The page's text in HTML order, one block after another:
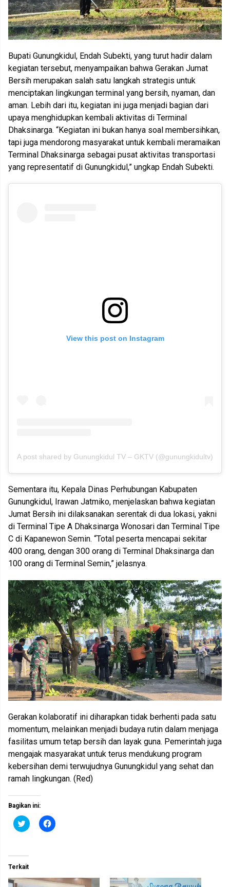
Bupati Gunungkidul, Endah Subekti, yang turut hadir dalam
kegiatan tersebut, menyampaikan bahwa Gerakan Jumat
Bersih merupakan salah satu langkah strategis untuk
menciptakan lingkungan terminal yang bersih, nyaman, dan
aman. Lebih dari itu, kegiatan ini juga menjadi bagian dari
upaya menghidupkan kembali aktivitas di Terminal
Dhaksinarga. “Kegiatan ini bukan hanya soal membersihkan,
tapi juga mendorong masyarakat untuk kembali meramaikan
Terminal Dhaksinarga sebagai pusat aktivitas transportasi
yang representatif di Gunungkidul,” ungkap Endah Subekti.
View this post on Instagram
A post shared by Gunungkidul TV – GKTV (@gunungkidultv)
Sementara itu, Kepala Dinas Perhubungan Kabupaten
Gunungkidul, Irawan Jatmiko, menjelaskan bahwa kegiatan
Jumat Bersih ini dilaksanakan serentak di dua lokasi, yakni
di Terminal Tipe A Dhaksinarga Wonosari dan Terminal Tipe
C di Kapanewon Semin. “Total peserta mencapai sekitar
400 orang, dengan 300 orang di Terminal Dhaksinarga dan
100 orang di Terminal Semin,” jelasnya.
Gerakan kolaboratif ini diharapkan tidak berhenti pada satu
momentum, melainkan menjadi budaya rutin dalam menjaga
fasilitas umum tetap bersih dan layak guna. Pemerintah juga
mengajak masyarakat untuk terus mendukung program
kebersihan demi terwujudnya Gunungkidul yang sehat dan
ramah lingkungan. (Red)
Bagikan ini:
K
l
n
t
u
k
b
K
l
k
m
Terkait